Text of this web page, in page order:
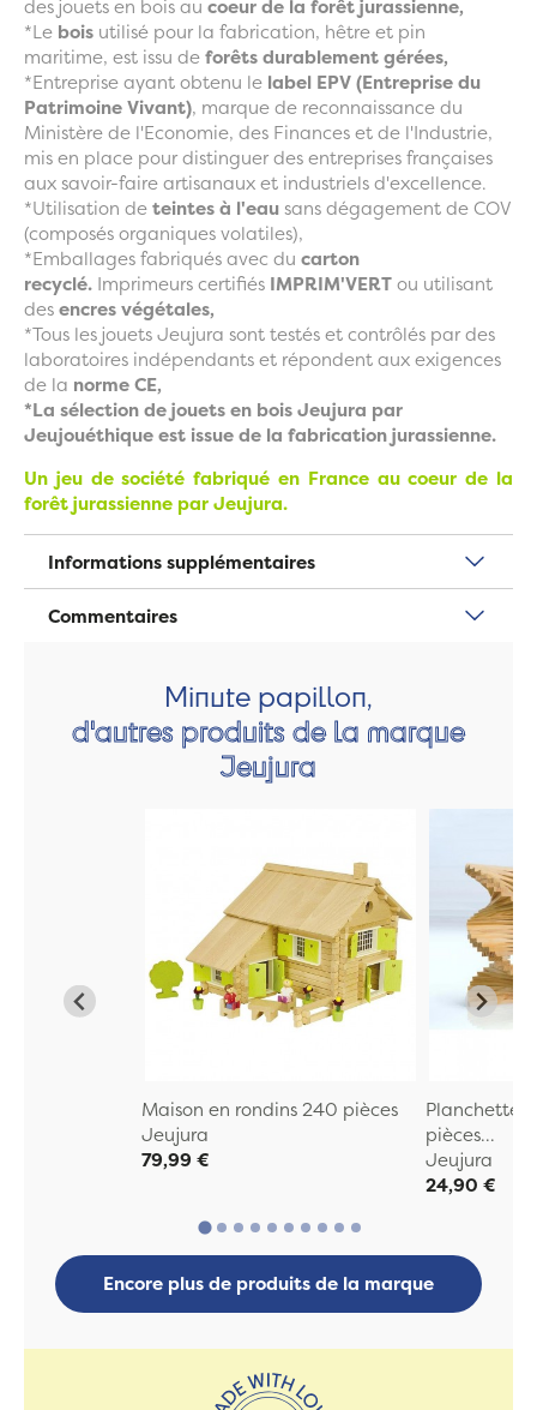
des jouets en bois au coeur de la forêt jurassienne,
*Le bois utilisé pour la fabrication, hêtre et pin
maritime, est issu deforêts durablement gérées,
*Entreprise ayant obtenu le label EPV (Entreprise du
Patrimoine Vivant), marque de reconnaissance du
Ministère de l'Economie, des Finances et de l'Industrie,
mis en place pour distinguer des entreprises françaises
aux savoir-faire artisanaux et industriels d'excellence.
*Utilisation deteintes à l'eausans dégagement de COV
(composés organiques volatiles),
*Emballages fabriqués avec du carton
recyclé. Imprimeurs certifiés IMPRIM'VERTou utilisant
desencres végétales,
*Tous les jouets Jeujura sont testés et contrôlés par des
laboratoires indépendants et répondent aux exigences
de la norme CE,
*La sélection de jouets en bois Jeujura par
Jeujouéthique est issue de la fabrication jurassienne.
Un jeu de société fabriqué en France au coeur de la
forêt jurassienne par Jeujura.
Informations supplémentaires
Commentaires
Minute papillon,
d'autres produits de la marque
Jeujura
Maison en rondins 240 pièces
Jeujura
79,99 €
Planchettes
pièces...
Jeujura
24,90 €
Encore plus de produits de la marque